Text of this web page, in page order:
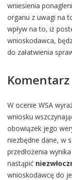
wniesienia
organu z uwagi na
wpływ na to, iż
wnioskodawca,
do załatwienia
Komentarz
W ocenie WSA
wniosku
obowiązek jego
niezbędne dane, w
przedłożenia
nastąpić
wnioskodawcę do